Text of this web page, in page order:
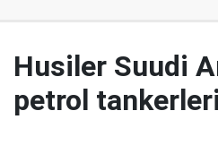
Husiler Suudi
petrol